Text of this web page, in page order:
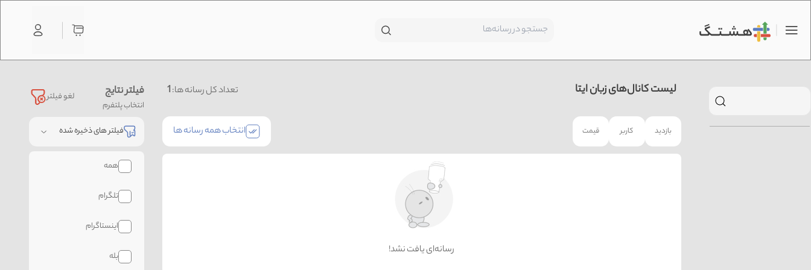
لغو فیلتر فیلتر نتایج
انتخاب پلتفرم
فیلتر های ذخیره شده
همه
تلگرام
اینستاگرام
بله
تعداد کل رسانه ها:1 لیست کانال‌های زبان ایتا
انتخاب همه رسانه ها قیمت کاربر بازدید
!رسانه‌ای یافت نشد